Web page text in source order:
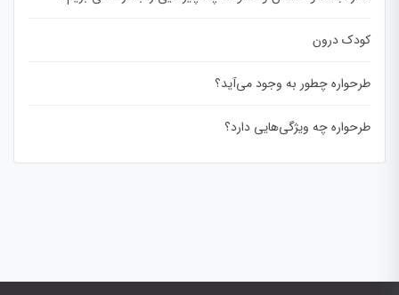
کودک درون
طرحواره چطور به وجود می‌آید؟
طرحواره چه ویژگی‌هایی دارد؟